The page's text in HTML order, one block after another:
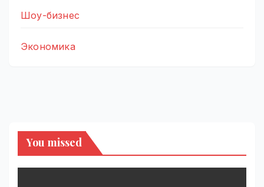
Шоу-бизнес
Экономика
You missed